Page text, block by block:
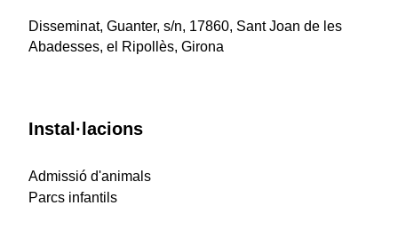
Disseminat, Guanter, s/n, 17860, Sant Joan de les
Abadesses, el Ripollès, Girona
Instal·lacions
Admissió d'animals
Parcs infantils